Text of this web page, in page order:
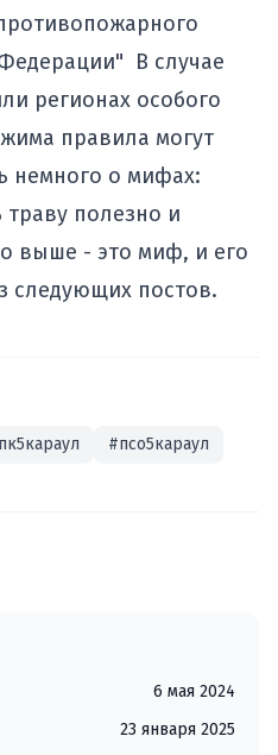
В случае
регионах особого
правила могут
немного о мифах:
траву полезно и
выше - это миф, и его
следующих постов.
#псо5караул
6 мая 2024
23 января 2025